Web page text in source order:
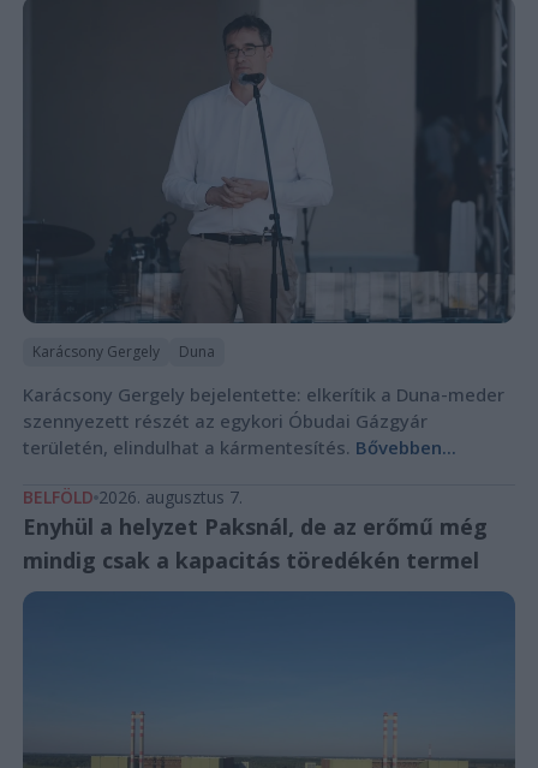
Karácsony Gergely Duna
Karácsony Gergely bejelentette: elkerítik a Duna-meder
szennyezett részét az egykori Óbudai Gázgyár
területén, elindulhat a kármentesítés. Bővebben...
BELFÖLD 2026. augusztus 7.
Enyhül a helyzet Paksnál, de az erőmű még
mindig csak a kapacitás töredékén termel